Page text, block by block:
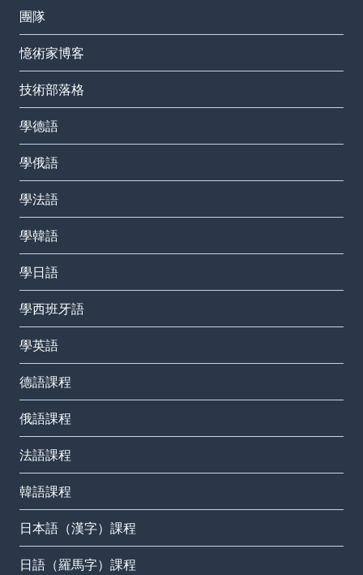
團隊
憶術家博客
技術部落格
學德語
學俄語
學法語
學韓語
學日語
學西班牙語
學英語
德語課程
俄語課程
法語課程
韓語課程
日本語（漢字）課程
日語（羅馬字）課程